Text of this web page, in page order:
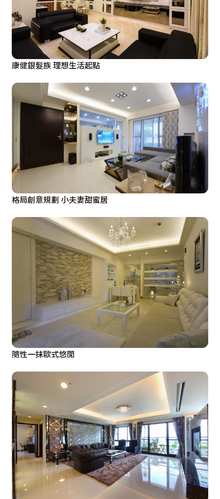
康健銀髮族 理想生活起點
格局創意規劃 小夫妻甜蜜居
隨性一抹歐式悠閒